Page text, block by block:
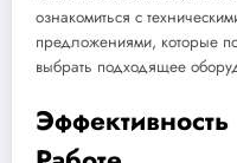
ознакомиться с
предложениями, которые
выбрать подходящее